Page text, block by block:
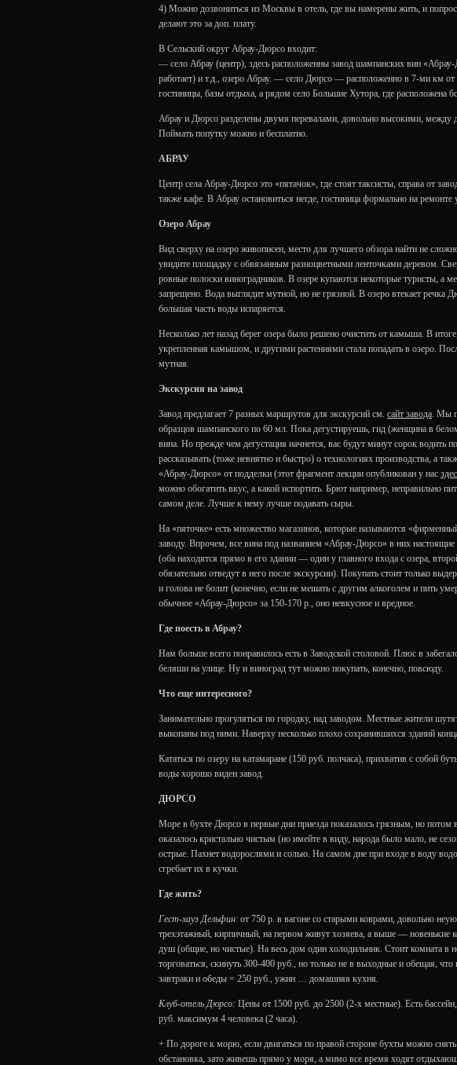
4) Можно дозвониться из Москвы в отель, где вы намерены жить, и
делают это за доп. плату.
В Сельский округ Абрау-Дюрсо входит:
— село Абрау (центр), здесь расположенны завод шампанских вин
работает) и т.д., озеро Абрау. — село Дюрсо — расположенно в 7-ми км от
гостиницы, базы отдыха, а рядом село Большие Хутора, где расположена
Абрау и Дюрсо разделены двумя перевалами, довольно высокими, между
Поймать попутку можно и бесплатно.
АБРАУ
Центр села Абрау-Дюрсо это «пятачок», где стоят таксисты, справа от
также кафе. В Абрау остановиться негде, гостиница формально на
Озеро Абрау
Вид сверху на озеро живописен, место для лучшего обзора найти не
увидите площадку с обвязанным разноцветными ленточками деревом.
ровные полоски виноградников. В озере купаются некоторые туристы, а
запрещено. Вода выглядит мутной, но не грязной. В озеро втекает речка
большая часть воды испаряется.
Несколько лет назад берег озера было решено очистить от камыша. В
укрепленная камышом, и другими растениями стала попадать в озеро.
мутная.
Экскурсия на завод
Завод предлагает 7 разных маршрутов для экскурсий см. сайт завода. Мы
образцов шампанского по 60 мл. Пока дегустируешь, гид (женщина в
вина. Но прежде чем дегустация начнется, вас будут минут сорок
рассказывать (тоже невнятно и быстро) о технологиях производства, а
«Абрау-Дюрсо» от подделки (этот фрагмент лекции опубликован у нас
можно обогатить вкус, а какой испортить. Брют например, неправильно
самом деле. Лучше к нему лучше подавать сыры.
На «пяточке» есть множество магазинов, которые называются
заводу. Впрочем, все вина под названием «Абрау-Дюрсо» в них настоящие
(оба находятся прямо в его здании — один у главного входа с озера,
обязательно отведут в него после экскурсии). Покупать стоит только
и голова не болит (конечно, если не мешать с другим алкоголем и пить
обычное «Абрау-Дюрсо» за 150-170 р., оно невкусное и вредное.
Где поесть в Абрау?
Нам больше всего понравилось есть в Заводской столовой. Плюс в
беляши на улице. Ну и виноград тут можно покупать, конечно, повсюду.
Что еще интересного?
Занимательно прогуляться по городку, над заводом. Местные жители
выкопаны под ними. Наверху несколько плохо сохранившихся зданий
Кататься по озеру на катамаране (150 руб. полчаса), прихватив с собой
воды хорошо виден завод.
ДЮРСО
Море в бухте Дюрсо в первые дни приезда показалось грязным, но потом
оказалось кристально чистым (но имейте в виду, народа было мало, не
острые. Пахнет водорослями и солью. На самом дне при входе в воду
сгребает их в кучки.
Где жить?
Гест-хауз Дельфин: от 750 р. в вагоне со старыми коврами, довольно
трехэтажный, кирпичный, на первом живут хозяева, а выше — новенькие
душ (общие, но чистые). На весь дом один холодильник. Стоит комната
торговаться, скинуть 300-400 руб., но только не в выходные и обещая,
завтраки и обеды = 250 руб., ужин … домашняя кухня.
Клуб-отель Дюрсо: Цены от 1500 руб. до 2500 (2-х местные). Есть
руб. максимум 4 человека (2 часа).
+ По дороге к морю, если двигаться по правой стороне бухты можно
обстановка, зато живешь прямо у моря, а мимо все время ходят